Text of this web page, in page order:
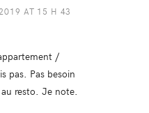
AT 15 H 43
/
pas. Pas besoin
resto. Je note.